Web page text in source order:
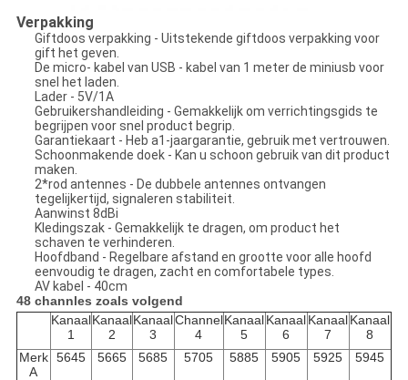
Verpakking
Giftdoos verpakking - Uitstekende giftdoos verpakking voor
gift het geven.
De micro- kabel van USB - kabel van 1 meter de miniusb voor
snel het laden.
Lader - 5V/1A
Gebruikershandleiding - Gemakkelijk om verrichtingsgids te
begrijpen voor snel product begrip.
Garantiekaart - Heb a1-jaargarantie, gebruik met vertrouwen.
Schoonmakende doek - Kan u schoon gebruik van dit product
maken.
2*rod antennes - De dubbele antennes ontvangen
tegelijkertijd, signaleren stabiliteit.
Aanwinst 8dBi
Kledingszak - Gemakkelijk te dragen, om product het
schaven te verhinderen.
Hoofdband - Regelbare afstand en grootte voor alle hoofd
eenvoudig te dragen, zacht en comfortabele types.
AV kabel - 40cm
48 channles zoals volgend
Kanaal
1
Kanaal
2
Kanaal
3
Channel
4
Kanaal
5
Kanaal
6
Kanaal
7
Kanaal
8
Merk
A
5645 5665 5685 5705 5885 5905 5925 5945